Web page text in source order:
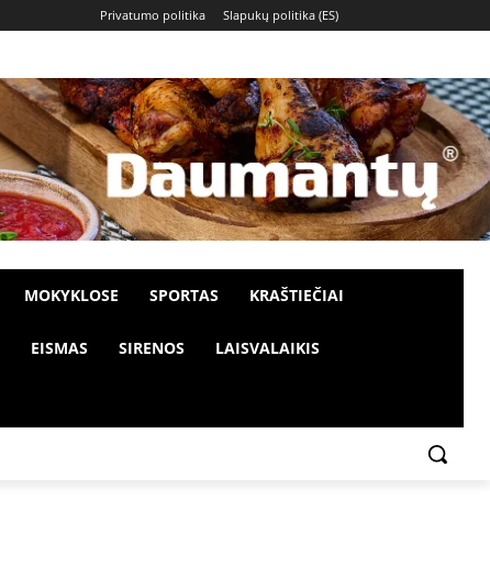
Privatumo politika Slapukų politika (ES)
MOKYKLOSE SPORTAS KRAŠTIEČIAI
EISMAS SIRENOS LAISVALAIKIS